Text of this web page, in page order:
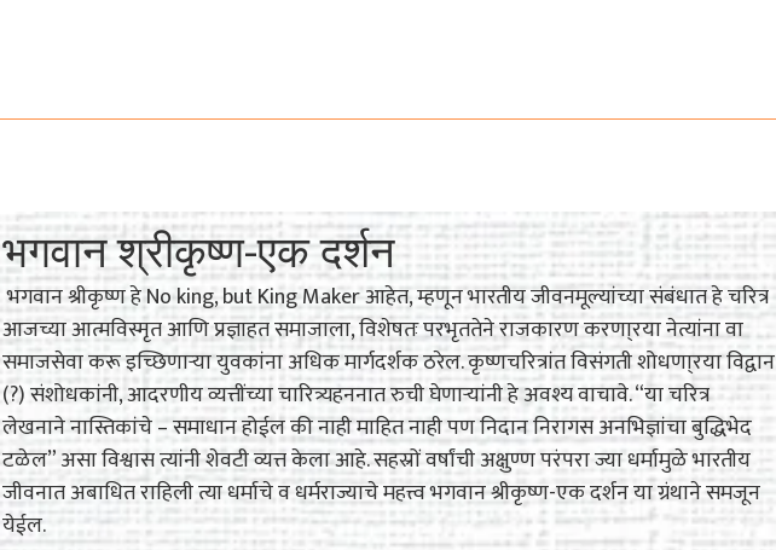
भगवान श्रीकृष्ण-एक दर्शन
भगवान श्रीकृष्ण हे No king, but King Maker आहेत, म्हणून भारतीय जीवनमूल्यांच्या संबंधात हे चरित्र
आजच्या आत्मविस्मृत आणि प्रज्ञाहत समाजाला, विशेषतः परभृततेने राजकारण करणा्रया नेत्यांना वा
समाजसेवा करू इच्छिणाऱ्या युवकांना अधिक मार्गदर्शक ठरेल. कृष्णचरित्रांत विसंगती शोधणा्रया विद्वान
(?) संशोधकांनी, आदरणीय व्यत्तींच्या चारित्र्यहननात रुची घेणाऱ्यांनी हे अवश्य वाचावे. “या चरित्र
लेखनाने नास्तिकांचे – समाधान होईल की नाही माहित नाही पण निदान निरागस अनभिज्ञांचा बुद्धिभेद
टळेल” असा विश्वास त्यांनी शेवटी व्यत्त केला आहे. सहस्रों वर्षांची अक्षुण्ण परंपरा ज्या धर्मामुळे भारतीय
जीवनात अबाधित राहिली त्या धर्माचे व धर्मराज्याचे महत्त्व भगवान श्रीकृष्ण-एक दर्शन या ग्रंथाने समजून
येईल.